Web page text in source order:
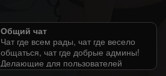
Общий чат
Чат где всем рады, чат где весело
общаться, чат где добрые админы!
Делающие для пользователей
бесплатные услуги!!!